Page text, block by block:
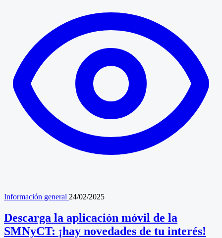
Información general 24/02/2025
Descarga la aplicación móvil de la
SMNyCT: ¡hay novedades de tu interés!